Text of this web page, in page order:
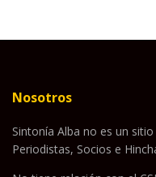
Nosotros
Sintonía Alba no es un
Periodistas, Socios e